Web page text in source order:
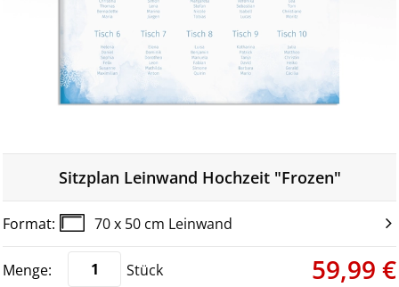
Sitzplan Leinwand Hochzeit "Frozen"
70 x 50 cm Leinwand
Stück 59,99 €